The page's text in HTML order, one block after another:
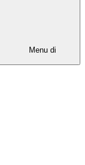
Menu di